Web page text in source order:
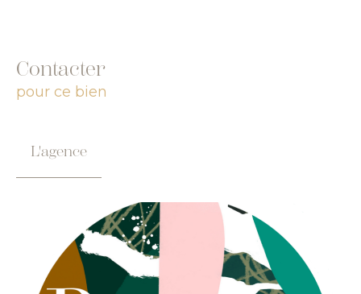
Contacter
pour ce bien
L'agence